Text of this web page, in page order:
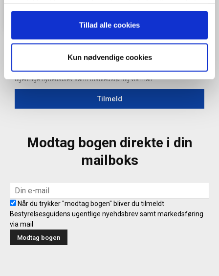
anvende vores hjemmeside.
Tillad alle cookies
Kun nødvendige cookies
Når du trykker "modtag bogen" bliver du tilmeldt Bestyrelsesguidens
ugentlige nyhedsbrev samt markedsføring via mail.
Tilmeld
Modtag bogen direkte i din
mailboks
Når du trykker "modtag bogen" bliver du tilmeldt
Bestyrelsesguidens ugentlige nyehdsbrev samt markedsføring
via mail